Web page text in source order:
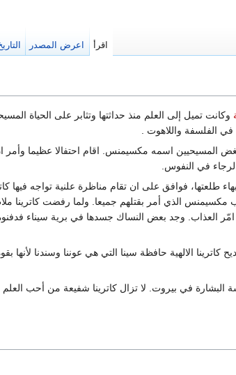
وكانت تميل إلى العلم منذ حداثتها وتثابر على الحياة
الفلسفة واللاهوت .
مصر تحت حكم قيصر مستبد يبغض المسيحيين اسمه مكسيمنس. اقام
في النفوس.
طلعتها، فوافق على ان تقام مناظرة علنية تواجه فيها
مكسيمنس الذي أمر بقتلهم جميعا. ولما رفضت كاترينا
العذاب. وجد بعض النساك جسدها في برية سيناء
كاترينا الالهية حافظة سينا التي هي عوننا وسندنا
في بيروت. لا تزال كاترينا شفيعة من أحب العلم
اعرض المصدر اقرأ